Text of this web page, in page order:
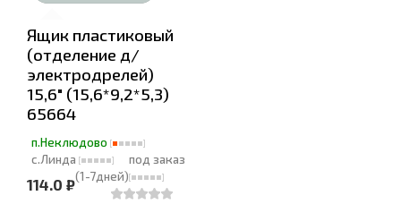
Ящик пластиковый
(отделение д/
электродрелей)
15,6" (15,6*9,2*5,3)
65664
п.Неклюдово
с.Линда
под заказ
(1-7дней)
114.0 ₽